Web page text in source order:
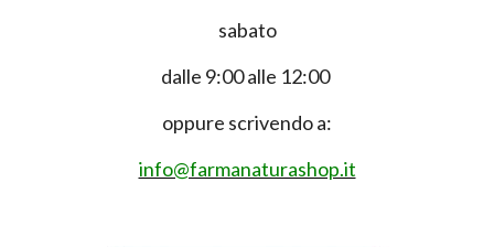
sabato
dalle 9:00 alle 12:00
oppure scrivendo a:
info@farmanaturashop.it